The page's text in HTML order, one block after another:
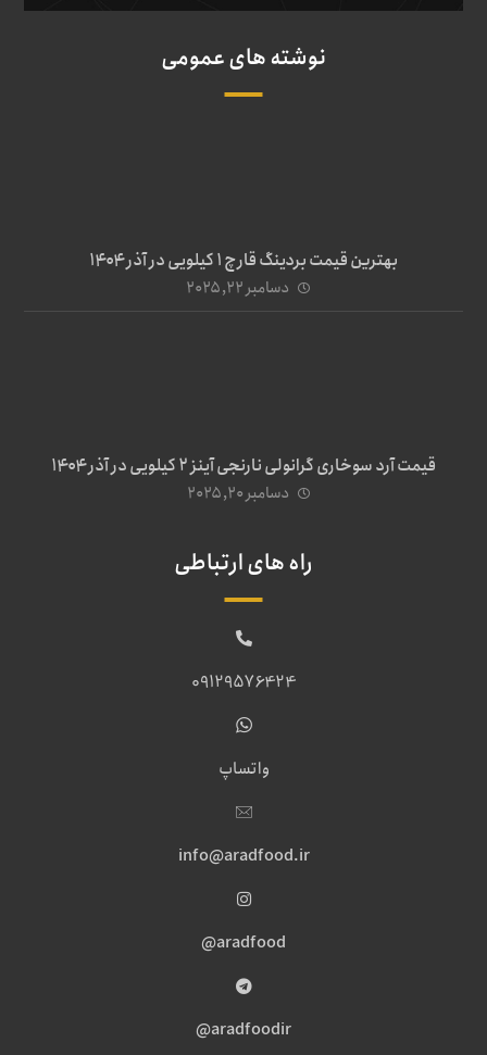
نوشته های عمومی
بهترین قیمت بردینگ قارچ 1 کیلویی در آذر ۱۴۰۴
دسامبر ۲۲, ۲۰۲۵
قیمت آرد سوخاری گرانولی نارنجی آینز ۲ کیلویی در آذر ۱۴۰۴
دسامبر ۲۰, ۲۰۲۵
راه های ارتباطی
09129576424
واتساپ
info@aradfood.ir
aradfood@
aradfoodir@